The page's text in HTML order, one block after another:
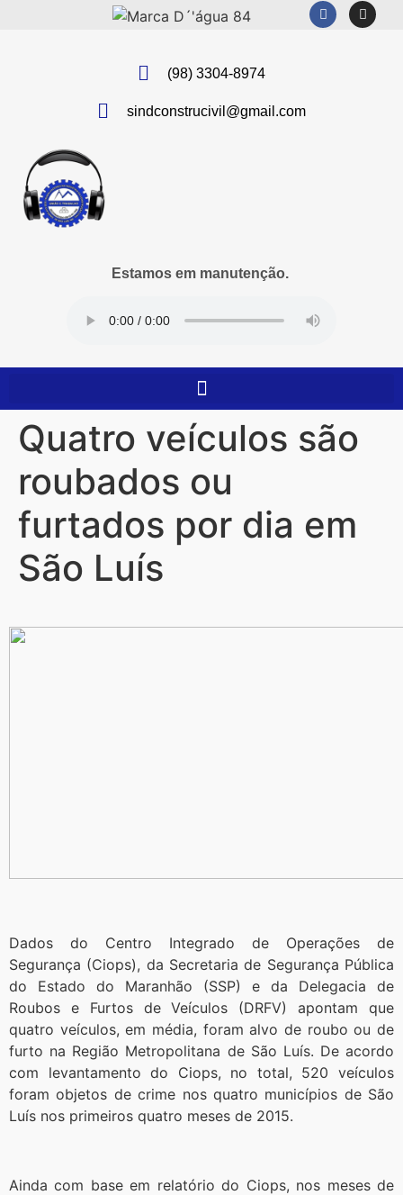
(98) 3304-8974
sindconstrucivil@gmail.com
Estamos em manutenção.
Quatro veículos são
roubados ou
furtados por dia em
São Luís
Dados do Centro Integrado de Operações de
Segurança (Ciops), da Secretaria de Segurança Pública
do Estado do Maranhão (SSP) e da Delegacia de
Roubos e Furtos de Veículos (DRFV) apontam que
quatro veículos, em média, foram alvo de roubo ou de
furto na Região Metropolitana de São Luís. De acordo
com levantamento do Ciops, no total, 520 veículos
foram objetos de crime nos quatro municípios de São
Luís nos primeiros quatro meses de 2015.
Ainda com base em relatório do Ciops, nos meses de